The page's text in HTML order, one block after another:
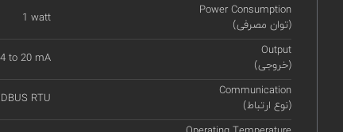
Power Consumption
(توان مصرفی)
1 watt
Output
(خروجی)
4 to 20 mA
Communication
(نوع ارتباط)
RTU